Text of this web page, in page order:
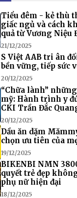
Tiểu đêm - kẻ thù
giấc ngủ và cách
quả từ Vương Niệu
21/12/2025
S Việt AAB tri ân
bền vững, tiếp sức
20/12/2025
“Chữa lành”
mỹ: Hành trình y
CKI Trần Đắc
20/12/2025
Dầu ăn dặm
chọn ưu tiên của
19/12/2025
BIKENBI NMN
quyết trẻ đẹp
phụ nữ hiện đại
18/12/2025